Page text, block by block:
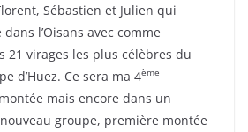
Sébastien et Julien qui
l’Oisans avec comme
21 virages les plus célèbres du
d’Huez. Ce sera ma 4ème
mais encore dans un
groupe, première montée